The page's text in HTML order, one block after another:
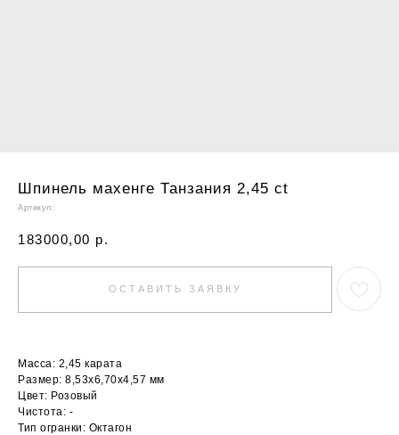
Шпинель махенге Танзания 2,45 ct
Артикул:
183000,00 р.
ОСТАВИТЬ ЗАЯВКУ
Масса: 2,45 карата
Размер: 8,53х6,70х4,57 мм
Цвет: Розовый
Чистота: -
Тип огранки: Октагон